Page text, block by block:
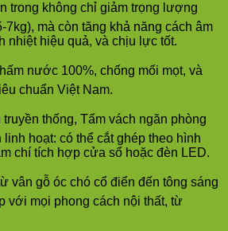
trong không chỉ giảm trọng lượng
7kg), mà còn tăng khả năng cách âm
nhiệt hiệu quả, và chịu lực tốt.
nước 100%, chống mối mọt, và
chuẩn Việt Nam.
thống, Tấm vách ngăn phòng
hoạt: có thể cắt ghép theo hình
chí tích hợp cửa sổ hoặc đèn LED.
vân gỗ óc chó cổ điển đến tông sáng
với mọi phong cách nội thất, từ